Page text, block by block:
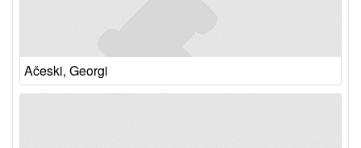
Ačeski, Georgi